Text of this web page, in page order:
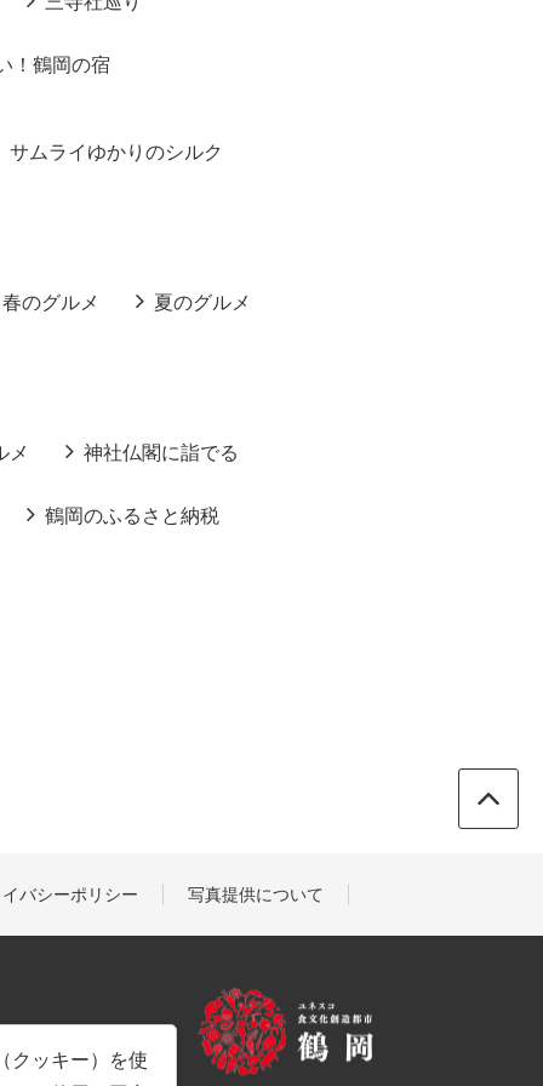
！鶴岡の宿
サムライゆかりのシルク
春のグルメ 夏のグルメ
メ 神社仏閣に詣でる
鶴岡のふるさと納税
バシーポリシー 写真提供について
クッキー）を使